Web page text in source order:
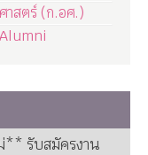
าสตร์ (ก.อศ.)
รับสมัครงาน